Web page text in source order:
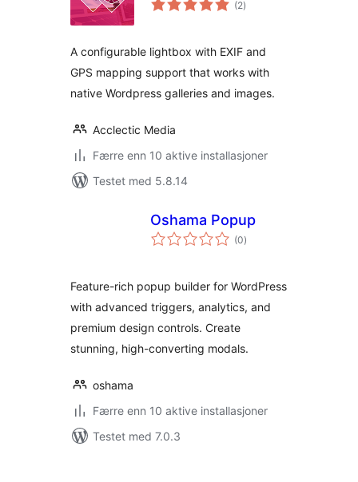
(2vurderinger
)
A configurable lightbox with EXIF and
GPS mapping support that works with
native Wordpress galleries and images.
Acclectic Media
Færre enn 10 aktive installasjoner
Testet med 5.8.14
Oshama Popup
(0totale
vurderinger
)
Feature-rich popup builder for WordPress
with advanced triggers, analytics, and
premium design controls. Create
stunning, high-converting modals.
oshama
Færre enn 10 aktive installasjoner
Testet med 7.0.3